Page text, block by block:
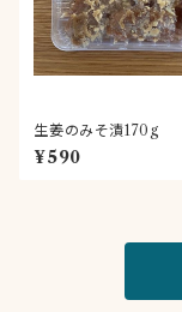
生姜のみそ漬170g
¥590